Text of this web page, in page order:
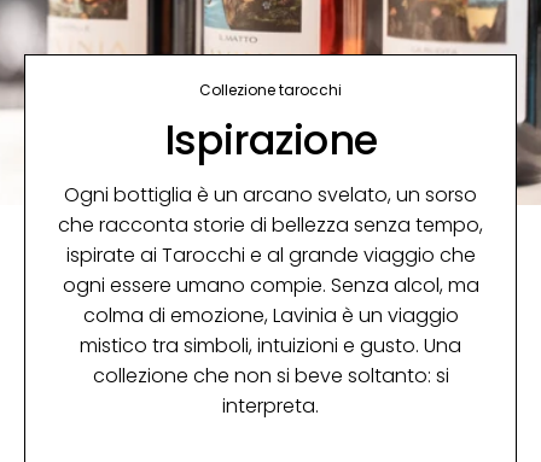
Collezione tarocchi
Ispirazione
Ogni bottiglia è un arcano svelato, un sorso
che racconta storie di bellezza senza tempo,
ispirate ai Tarocchi e al grande viaggio che
ogni essere umano compie. Senza alcol, ma
colma di emozione, Lavinia è un viaggio
mistico tra simboli, intuizioni e gusto. Una
collezione che non si beve soltanto: si
interpreta.